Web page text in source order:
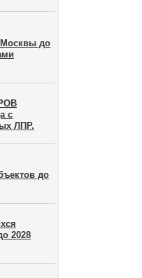
до
с
ЛПР.
до
2028